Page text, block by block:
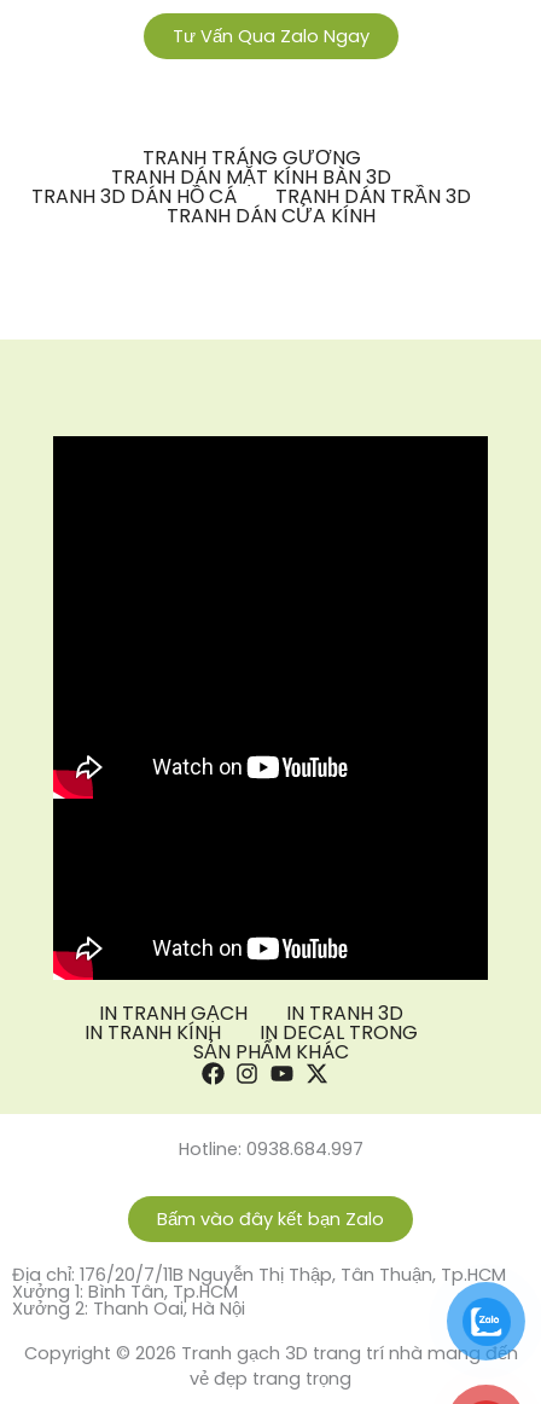
Tư Vấn Qua Zalo Ngay
TRANH TRÁNG GƯƠNG
TRANH DÁN MẶT KÍNH BÀN 3D
TRANH 3D DÁN HỒ CÁ TRANH DÁN TRẦN 3D
TRANH DÁN CỬA KÍNH
IN TRANH GẠCH IN TRANH 3D
IN TRANH KÍNH IN DECAL TRONG
SẢN PHẨM KHÁC
Hotline: 0938.684.997
Bấm vào đây kết bạn Zalo
Địa chỉ: 176/20/7/11B Nguyễn Thị Thập, Tân Thuận, Tp.HCM
Xưởng 1: Bình Tân, Tp.HCM
Xưởng 2: Thanh Oai, Hà Nội
Copyright © 2026 Tranh gạch 3D trang trí nhà mang đến
vẻ đẹp trang trọng